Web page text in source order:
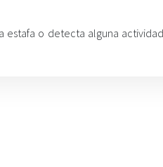
estafa o detecta alguna